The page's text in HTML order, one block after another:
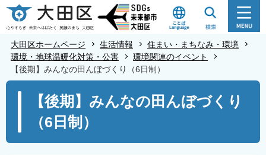
こ
の
の
大田区ホームページ 生活情報
住まい・まちなみ・環境
環境・地球温暖化対策・公害
環境関連のイベント
【後期】みんなの田んぼづくり（6日制）
【後期】みんなの田んぼづくり
（6日制）